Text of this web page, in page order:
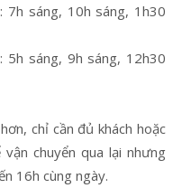
7h sáng, 10h sáng, 1h30
5h sáng, 9h sáng, 12h30
chỉ cần đủ khách hoặc
chuyển qua lại nhưng
16h cùng ngày.